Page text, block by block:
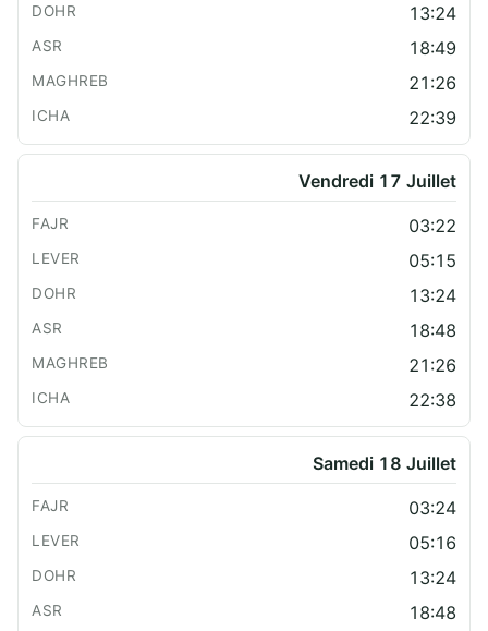
13:24
18:49
21:26
22:39
Vendredi 17 Juillet
03:22
05:15
13:24
18:48
21:26
22:38
Samedi 18 Juillet
03:24
05:16
13:24
18:48